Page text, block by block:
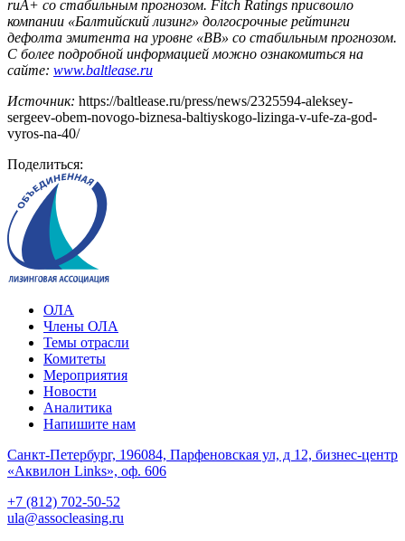
ruA+ со стабильным прогнозом. Fitch Ratings присвоило
компании «Балтийский лизинг» долгосрочные рейтинги
дефолта эмитента на уровне «BB» со стабильным прогнозом.
С более подробной информацией можно ознакомиться на
сайте: www.baltlease.ru
Источник: https://baltlease.ru/press/news/2325594-aleksey-
sergeev-obem-novogo-biznesa-baltiyskogo-lizinga-v-ufe-za-god-
vyros-na-40/
Поделиться:
ОЛА
Члены ОЛА
Темы отрасли
Комитеты
Мероприятия
Новости
Аналитика
Напишите нам
Санкт-Петербург, 196084, Парфеновская ул, д 12, бизнес-центр
«Аквилон Links», оф. 606
+7 (812) 702-50-52
ula@assocleasing.ru